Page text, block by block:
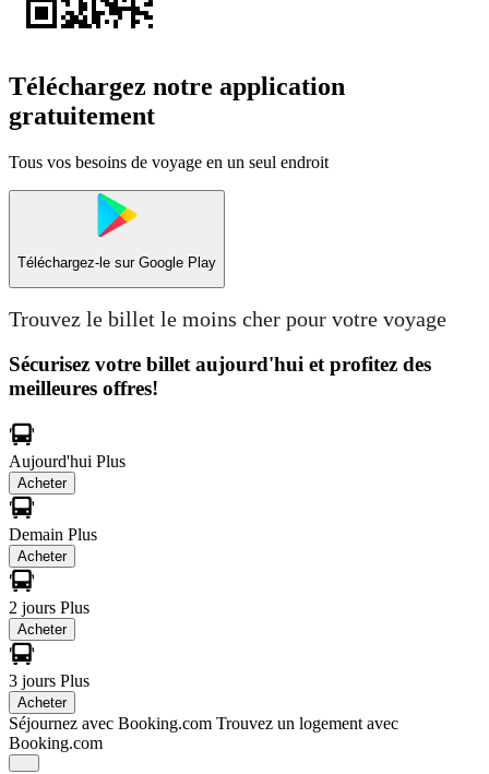
Téléchargez notre application
gratuitement
Tous vos besoins de voyage en un seul endroit
Téléchargez-le sur Google Play
Trouvez le billet le moins cher pour votre voyage
Sécurisez votre billet aujourd'hui et profitez des
meilleures offres!
Aujourd'hui Plus
Acheter
Demain Plus
Acheter
2 jours Plus
Acheter
3 jours Plus
Acheter
Séjournez avec Booking.com Trouvez un logement avec
Booking.com